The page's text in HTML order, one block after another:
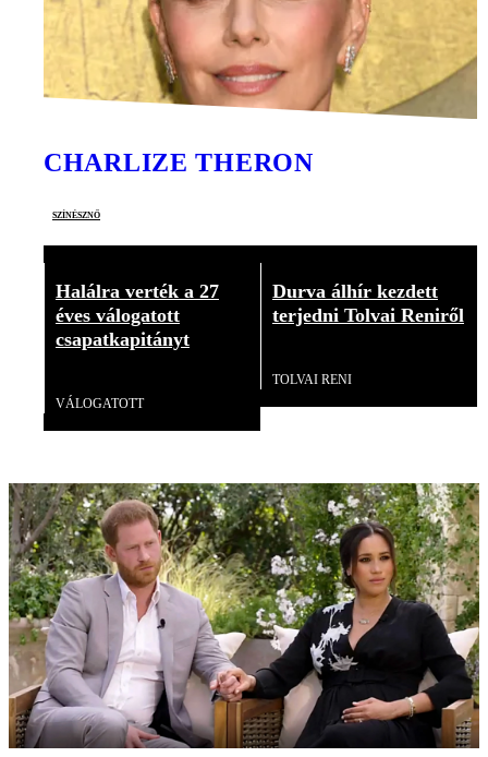
CHARLIZE THERON
színésznő
Halálra verték a 27
éves válogatott
csapatkapitányt
VÁLOGATOTT
Durva álhír kezdett
terjedni Tolvai Reniről
TOLVAI RENI